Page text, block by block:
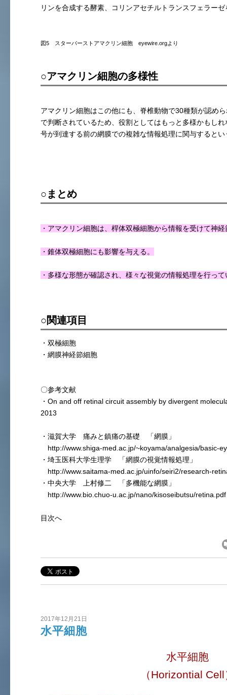
リンを合成する酵素、コリンアセチルトランスフェラー
図5 スターバーストアマクリン細胞 eyewire.orgより
○アマクリン細胞の多様性
アマクリン細胞はこの他にも、脊椎動物で30種類が認め
で判断されているため、役割としてはもっと多様かもし
号が到達する前の網膜での複雑な情報処理に関与すると
○まとめ
・アマクリン細胞は、桿体双極細胞から情報を受けて神
・錐体双極細胞にも影響を与える。
・多様な形態が確認され、様々な視覚の情報処理を行っ
○関連項目
・双極細胞
・網膜神経節細胞
〇参考文献
・On and off retinal circuit assembly by divergent
2013
・滋賀大学 痛みと鎮痛の基礎 「網膜」
http://www.shiga-med.ac.jp/~koyama/analgesia/basic-
・埼玉医科大学生理学 「網膜の視覚情報処理」
http://www.saitama-med.ac.jp/uinfo/seiri2/research-
・中央大学 上村修二 「多機能な網膜」
http://www.bio.chuo-u.ac.jp/nano/kisoseibutsu/
目次へ
2017年12月21日
水平細胞
水平細胞
（Horizontial Cell